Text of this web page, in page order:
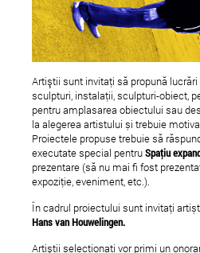
A apărut numărul
Revistei Atelierul
Artiştii sunt invitaţi să propună lucrări
sculpturi, instalaţii, sculpturi-obiect,
pentru amplasarea obiectului sau
la alegerea artistului și trebuie
Proiectele propuse trebuie să
executate special pentruSpaţiu
prezentare (să nu mai fi fost
expoziţie, eveniment, etc.).
În cadrul proiectului sunt invitaţi
Hans van Houwelingen.
Artiştii selecţionaţi vor primi un